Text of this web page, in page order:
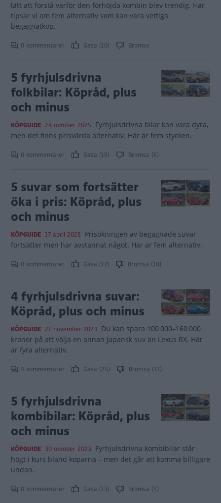
lätt att förstå varför den förhöjda kombin blev trendig. Här
tipsar vi om fem alternativ som kan vara vettiga
begagnatköp.
0 kommentarer Gasa (10) Bromsa
5 fyrhjulsdrivna
folkbilar: Köpråd, plus
och minus
KÖPGUIDE 29 oktober 2025 Fyrhjulsdrivna bilar kan vara dyra,
men det finns prisvärda alternativ. Här är fem stycken.
0 kommentarer Gasa (19) Bromsa (6)
5 suvar som fortsätter
öka i pris: Köpråd, plus
och minus
KÖPGUIDE 17 april 2025 Prisökningen av begagnade suvar
fortsätter men har avstannat något. Här är fem alternativ.
0 kommentarer Gasa (17) Bromsa (18)
4 fyrhjulsdrivna suvar:
Köpråd, plus och minus
KÖPGUIDE 21 november 2023 Du kan spara 100 000–160 000
kronor på att välja en annan japansk suv än Lexus RX. Här
är fyra alternativ.
4 kommentarer Gasa (25) Bromsa (11)
5 fyrhjulsdrivna
kombibilar: Köpråd, plus
och minus
KÖPGUIDE 30 oktober 2023 Fyrhjulsdrivna kombibilar står
högt i kurs bland köparna – men det går att komma billigare
undan.
0 kommentarer Gasa (13) Bromsa (5)